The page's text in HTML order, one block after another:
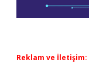
Reklam ve İletişim: